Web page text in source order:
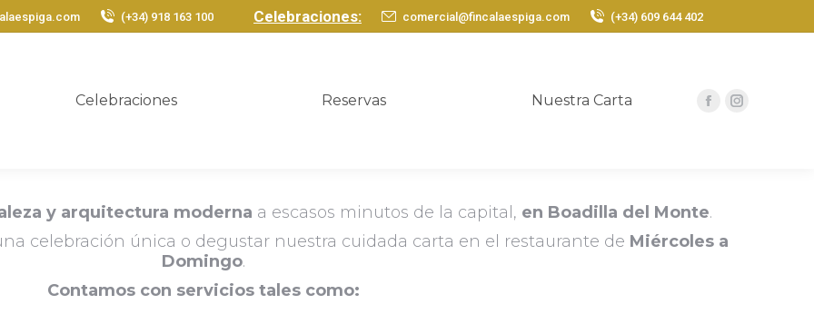
(+34) 918 163 100 Celebraciones: comercial@fincalaespiga.com (+34) 609 644 402
Celebraciones Reservas Nuestra Carta
Facebook
Instagram
y arquitectura moderna a escasos minutos de la capital, en Boadilla del Monte.
celebración única o degustar nuestra cuidada carta en el restaurante de Miércoles a
Domingo.
Contamos con servicios tales como: